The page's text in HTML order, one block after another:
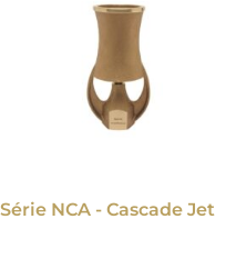
Série NCA - Cascade Jet